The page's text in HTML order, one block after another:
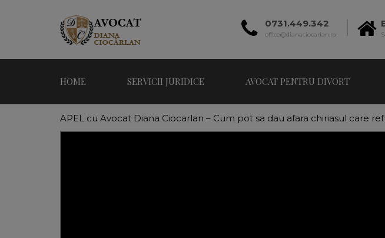
0731.449.342
office@dianaciocarlan.ro
HOME SERVICII JURIDICE AVOCAT PENTRU DIVORT
APEL cu Avocat Diana Ciocarlan – Cum pot sa dau afara chiriasul care